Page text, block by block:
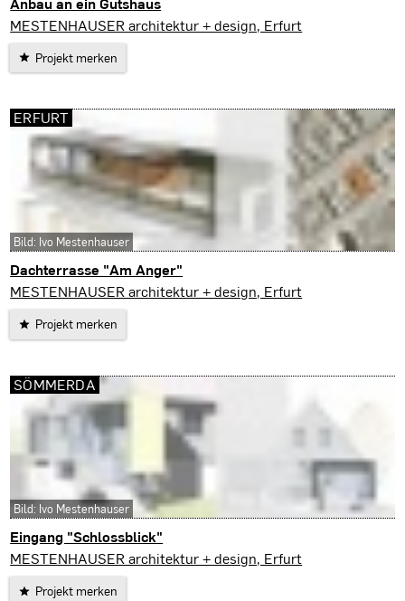
Kirchheim
MESTENHAUSER architektur + design, Erfurt
Projekt merken
Dachterrasse "Am Anger"
Erfurt
MESTENHAUSER architektur + design, Erfurt
Projekt merken
ERFURT
Bild: Ivo Mestenhauser
Eingang "Schlossblick"
Sömmerda
MESTENHAUSER architektur + design, Erfurt
Projekt merken
SÖMMERDA
Bild: Ivo Mestenhauser